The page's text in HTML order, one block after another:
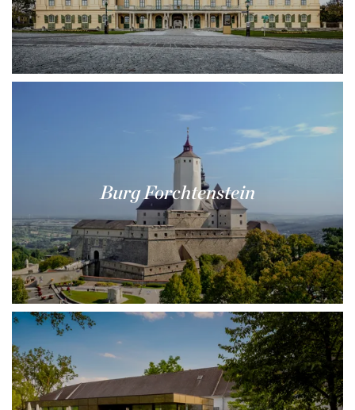
Burg Forchtenstein